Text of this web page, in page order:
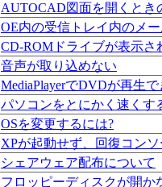
AUTOCAD図面を開くとき
OE内の受信トレイ内のメ
CD-ROMドライブが表示さ
音声が取り込めない
MediaPlayerでDVDが再生
パソコンをとにかく速くす
OSを変更するには?
XPが起動せず、回復コン
シェアウェア配布について
フロッピーディスクが開か